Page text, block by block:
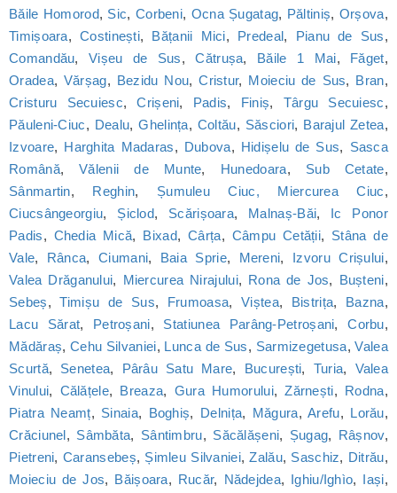
Băile Homorod, Sic, Corbeni, Ocna Șugatag, Păltiniș, Orșova,
Timișoara,Costinești, Bățanii Mici, Predeal, Pianu de Sus,
Comandău,Vișeu de Sus,Cătrușa, Băile 1 Mai, Făget,
Oradea, Vărșag, Bezidu Nou,Cristur, Moieciu de Sus, Bran,
Cristuru Secuiesc,Crișeni, Padis, Finiș, Târgu Secuiesc,
Păuleni-Ciuc, Dealu,Ghelința, Coltău, Săsciori, Barajul Zetea,
Izvoare, Harghita Madaras, Dubova, Hidișelu de Sus, Sasca
Română,Vălenii de Munte, Hunedoara, Sub Cetate,
Sânmartin, Reghin, Șumuleu Ciuc, Miercurea Ciuc,
Ciucsângeorgiu, Șiclod, Scărișoara, Malnaș-Băi, Ic Ponor
Padis, Chedia Mică, Bixad,Cârța, Câmpu Cetății, Stâna de
Vale, Rânca,Ciumani, Baia Sprie, Mereni, Izvoru Crișului,
Valea Drăganului, Miercurea Nirajului, Rona de Jos, Bușteni,
Sebeș,Timișu de Sus, Frumoasa,Viștea, Bistrița, Bazna,
Lacu Sărat, Petroșani, Statiunea Parâng-Petroșani,Corbu,
Mădăraș,Cehu Silvaniei, Lunca de Sus, Sarmizegetusa,Valea
Scurtă, Senetea, Pârâu Satu Mare, București, Turia, Valea
Vinului, Călățele, Breaza, Gura Humorului,Zărnești, Rodna,
Piatra Neamț, Sinaia, Boghiș, Delnița, Măgura,Arefu, Lorău,
Crăciunel, Sâmbăta, Sântimbru, Săcălășeni, Șugag, Râșnov,
Pietreni, Caransebeș, Șimleu Silvaniei,Zalău, Saschiz, Ditrău,
Moieciu de Jos, Băișoara, Rucăr, Nădejdea, Ighiu/Ighìo, Iași,